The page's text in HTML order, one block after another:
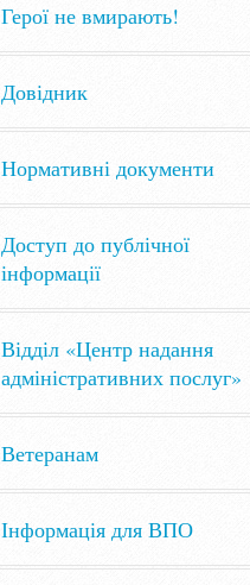
Герої не вмирають!
Довідник
Нормативні документи
Доступ до публічної
інформації
Відділ «Центр надання
адміністративних послуг»
Ветеранам
Інформація для ВПО